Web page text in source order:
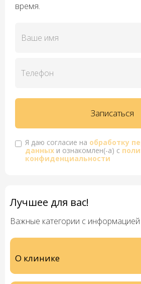
время.
Я даю согласие на обработку
данных и ознакомлен(-а) с
конфиденциальности
Лучшее для вас!
Важные категории с информацией
О клинике